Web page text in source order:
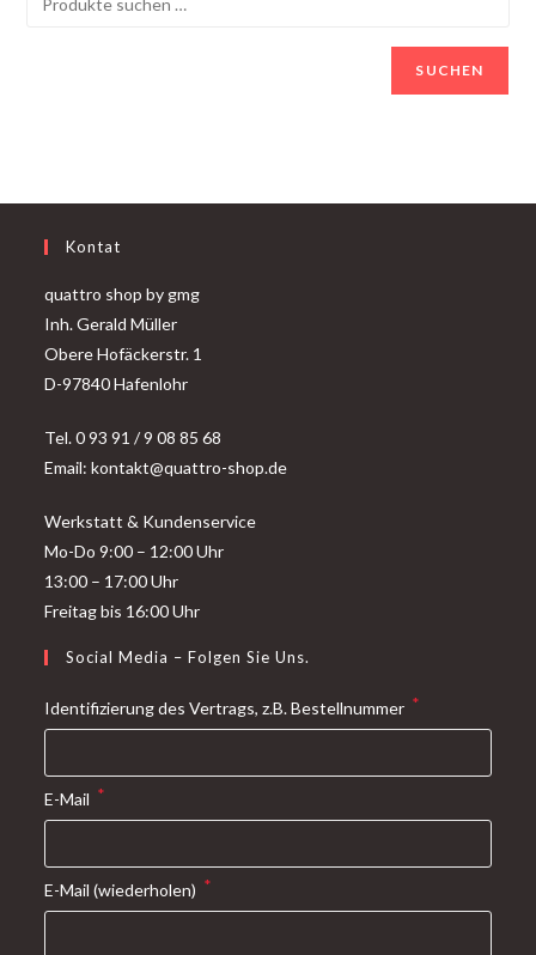
SUCHEN
Kontat
quattro shop by gmg
Inh. Gerald Müller
Obere Hofäckerstr. 1
D-97840 Hafenlohr
Tel. 0 93 91 / 9 08 85 68
Email: kontakt@quattro-shop.de
Werkstatt & Kundenservice
Mo-Do 9:00 – 12:00 Uhr
13:00 – 17:00 Uhr
Freitag bis 16:00 Uhr
Social Media – Folgen Sie Uns.
Identifizierung des Vertrags, z.B. Bestellnummer *
E-Mail *
E-Mail (wiederholen) *